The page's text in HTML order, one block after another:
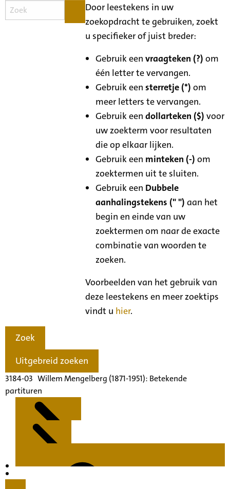
Door leestekens in uw
zoekopdracht te gebruiken, zoekt
u specifieker of juist breder:
Gebruik eenvraagteken (?) om
één letter te vervangen.
Gebruik eensterretje (*) om
meer letters te vervangen.
Gebruik eendollarteken ($) voor
uw zoekterm voor resultaten
die op elkaar lijken.
Gebruik een minteken (-) om
zoektermen uit te sluiten.
Gebruik een Dubbele
aanhalingstekens (" ") aan het
begin en einde van uw
zoektermen om naar de exacte
combinatie van woorden te
zoeken.
Voorbeelden van het gebruik van
deze leestekens en meer zoektips
vindt u hier.
Zoek
Uitgebreid zoeken
3184-03 Willem Mengelberg (1871-1951): Betekende
partituren